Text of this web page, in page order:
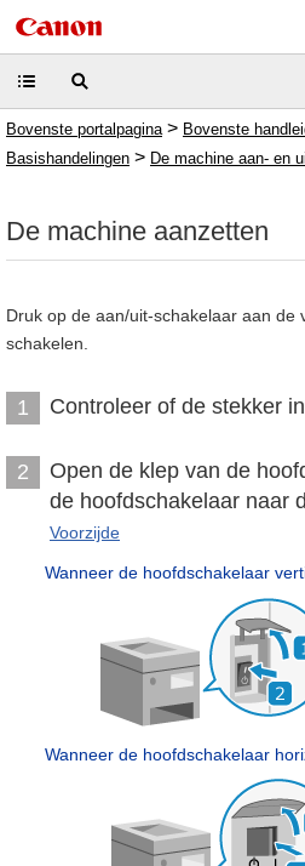
Bovenste portalpagina > Bovenste
Basishandelingen > De machine aan- en
De machine aanzetten
Druk op de aan/uit-schakelaar aan de
schakelen.
1 Controleer of de stekker
2
Open de klep van de
de hoofdschakelaar naar
Voorzijde
Wanneer de hoofdschakelaar
Wanneer de hoofdschakelaar